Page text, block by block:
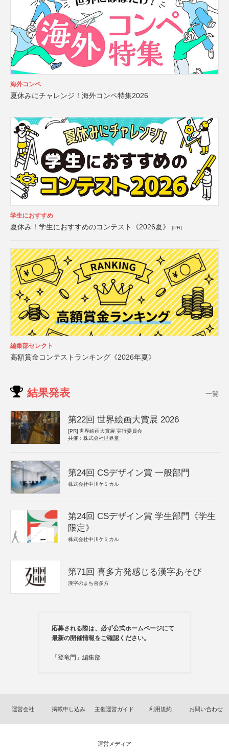
海外コンペ
夏休みにチャレンジ！海外コンペ特集2026
学生におすすめ
夏休み！学生におすすめのコンテスト《2026夏》 [PR]
編集部セレクト
高額賞金コンテストランキング《2026年夏》
結果発表 一覧
第22回 世界絵画大賞展 2026
[PR] 世界絵画大賞展 実行委員会
共催：株式会社世界堂
第24回 CSデザイン賞 一般部門
株式会社中川ケミカル
第24回 CSデザイン賞 学生部門《学生
限定》
株式会社中川ケミカル
第71回 喜多方発感じる漢字あそび
漢字のまち喜多方
応募される際は、必ず公式ホームページにて
最新の開催情報をご確認ください。
「登竜門」編集部
運営会社 掲載申し込み 主催運営ガイド 利用規約 お問い合わせ
運営メディア